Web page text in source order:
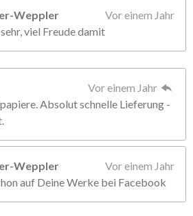
Weppler
Vor einem Jahr
viel Freude damit
Vor einem Jahr
Absolut schnelle Lieferung -
Weppler
Vor einem Jahr
auf Deine Werke bei Facebook